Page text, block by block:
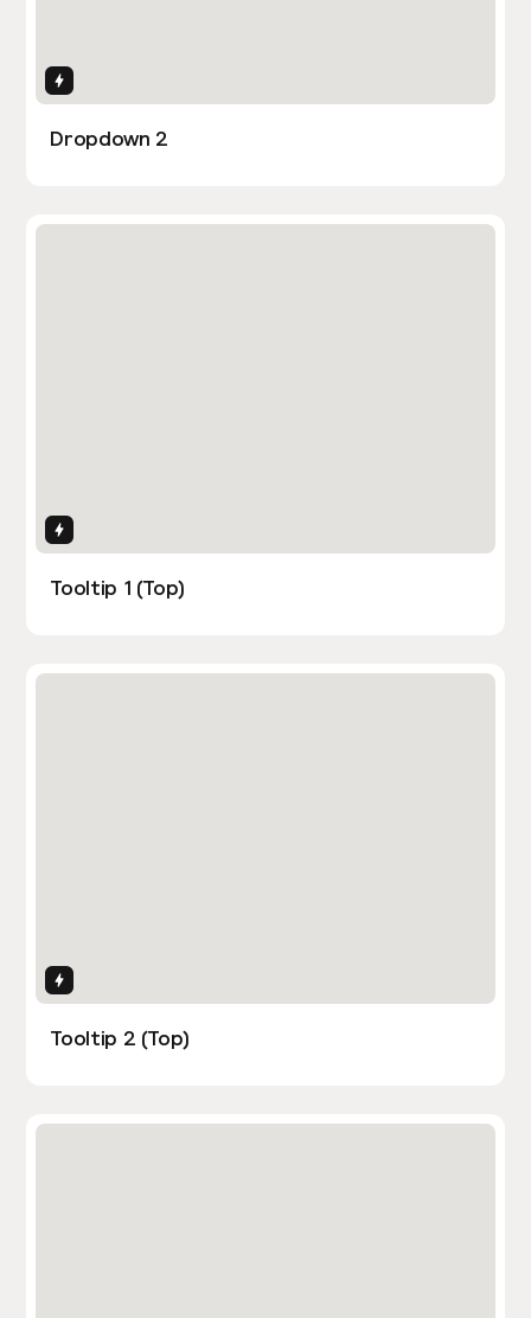
Dropdown 2
Tooltip 1 (Top)
Tooltip 2 (Top)